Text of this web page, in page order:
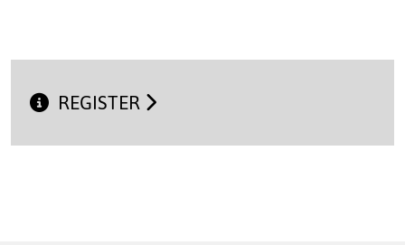
REGISTER